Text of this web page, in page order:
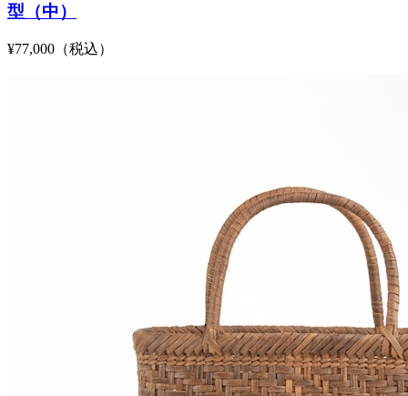
型（中）
¥77,000（税込）